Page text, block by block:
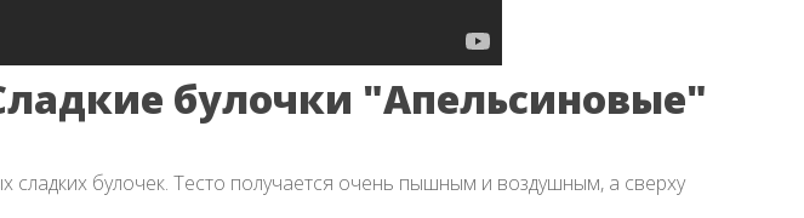
булочки "Апельсиновые"
сладких булочек. Тесто получается очень пышным и воздушным, а сверху